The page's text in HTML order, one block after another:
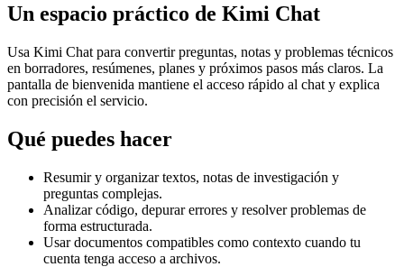
Un espacio práctico de Kimi Chat
Usa Kimi Chat para convertir preguntas, notas y problemas técnicos
en borradores, resúmenes, planes y próximos pasos más claros. La
pantalla de bienvenida mantiene el acceso rápido al chat y explica
con precisión el servicio.
Qué puedes hacer
Resumir y organizar textos, notas de investigación y
preguntas complejas.
Analizar código, depurar errores y resolver problemas de
forma estructurada.
Usar documentos compatibles como contexto cuando tu
cuenta tenga acceso a archivos.